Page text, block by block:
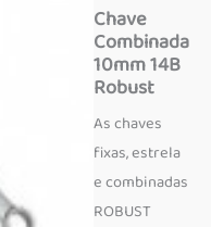
Chave
Combinada
10mm 14B
Robust
As chaves
fixas, estrela
e combinadas
ROBUST